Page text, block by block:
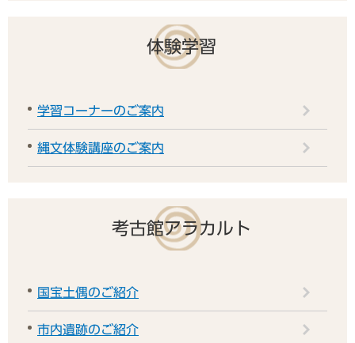
体験学習
学習コーナーのご案内
縄文体験講座のご案内
考古館アラカルト
国宝土偶のご紹介
市内遺跡のご紹介